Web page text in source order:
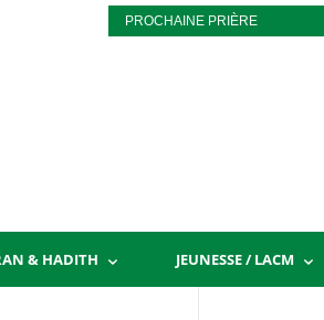
PROCHAINE PRIÈRE
& HADITH JEUNESSE / LACM